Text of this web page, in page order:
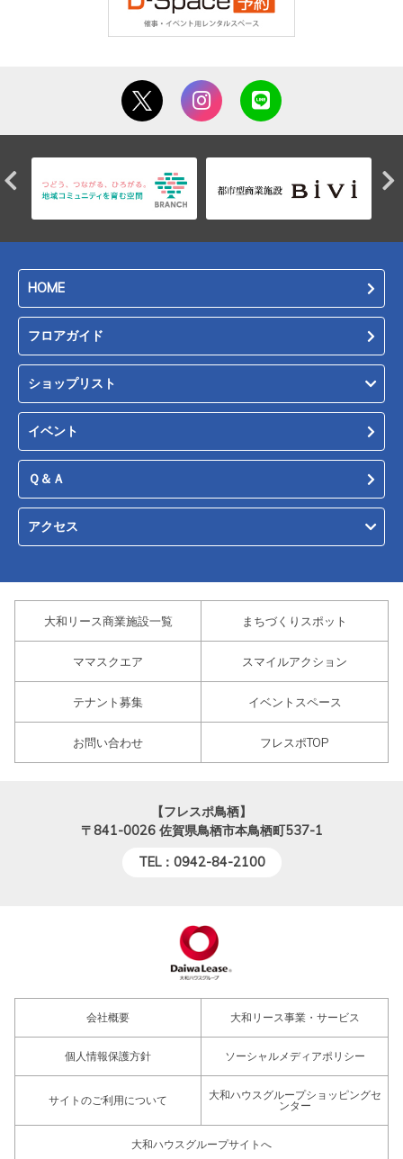
HOME
フロアガイド
ショップリスト
イベント
Ｑ＆Ａ
アクセス
大和リース商業施設一覧 まちづくりスポット
ママスクエア スマイルアクション
テナント募集 イベントスペース
お問い合わせ フレスポTOP
【フレスポ鳥栖】
〒841-0026 佐賀県鳥栖市本鳥栖町537-1
TEL：0942-84-2100
会社概要 大和リース事業・サービス
個人情報保護方針 ソーシャルメディアポリシー
サイトのご利用について
大和ハウスグループショッピングセ
ンター
大和ハウスグループサイトへ